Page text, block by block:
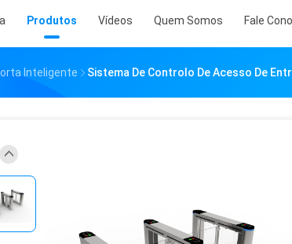
Produtos Vídeos Quem Somos Fale
Inteligente Sistema De Controlo De Acesso De